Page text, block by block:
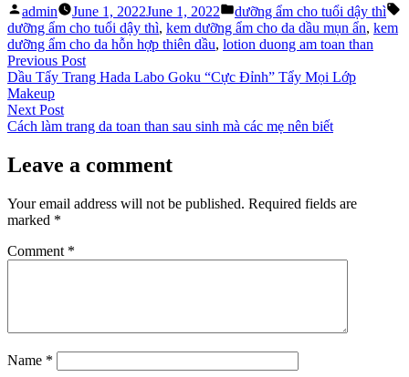
Posted
by
admin June 1, 2022June 1, 2022
Posted
in
dưỡng ẩm cho tuổi dậy thì
dưỡng ẩm cho tuổi dậy thì, kem dưỡng ẩm cho da dầu mụn ẩn, kem
dưỡng ẩm cho da hỗn hợp thiên dầu, lotion duong am toan than
Post
navigation
Previous PostPrevious
post:
Dầu Tẩy Trang Hada Labo Goku “Cực Đỉnh” Tẩy Mọi Lớp
Makeup
Next PostNext
post:
Cách làm trang da toan than sau sinh mà các mẹ nên biết
Leave a comment
Your email address will not be published. Required fields are
marked *
Comment *
Name *